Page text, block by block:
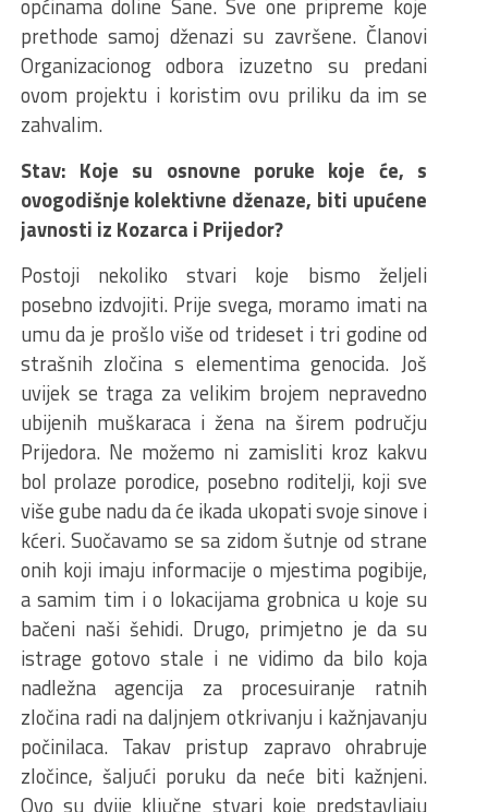
općinama doline Sane. Sve one pripreme koje
prethode samoj dženazi su završene. Članovi
Organizacionog odbora izuzetno su predani
ovom projektu i koristim ovu priliku da im se
zahvalim.
Stav: Koje su osnovne poruke koje će, s
ovogodišnje kolektivne dženaze, biti upućene
javnosti iz Kozarca i Prijedor?
Postoji nekoliko stvari koje bismo željeli
posebno izdvojiti. Prije svega, moramo imati na
umu da je prošlo više od trideset i tri godine od
strašnih zločina s elementima genocida. Još
uvijek se traga za velikim brojem nepravedno
ubijenih muškaraca i žena na širem području
Prijedora. Ne možemo ni zamisliti kroz kakvu
bol prolaze porodice, posebno roditelji, koji sve
više gube nadu da će ikada ukopati svoje sinove i
kćeri. Suočavamo se sa zidom šutnje od strane
onih koji imaju informacije o mjestima pogibije,
a samim tim i o lokacijama grobnica u koje su
bačeni naši šehidi. Drugo, primjetno je da su
istrage gotovo stale i ne vidimo da bilo koja
nadležna agencija za procesuiranje ratnih
zločina radi na daljnjem otkrivanju i kažnjavanju
počinilaca. Takav pristup zapravo ohrabruje
zločince, šaljući poruku da neće biti kažnjeni.
Ovo su dvije ključne stvari koje predstavljaju